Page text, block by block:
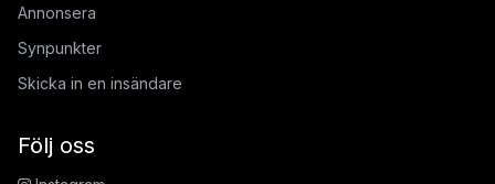
Annonsera
Synpunkter
Skicka in en insändare
Följ oss